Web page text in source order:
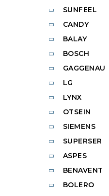
SUNFEEL
CANDY
BALAY
BOSCH
GAGGENAU
LG
LYNX
OTSEIN
SIEMENS
SUPERSER
ASPES
BENAVENT
BOLERO